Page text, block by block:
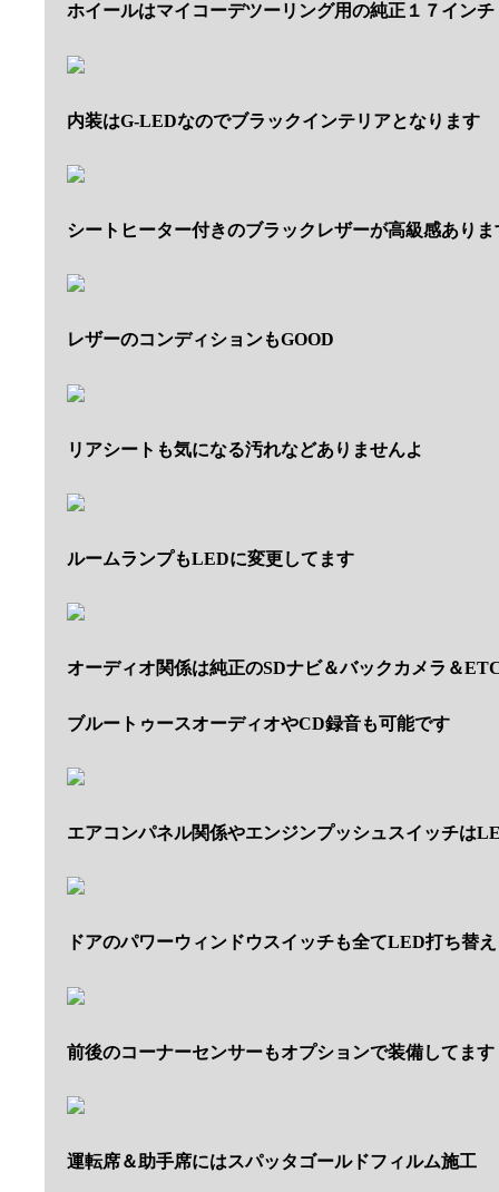
ホイールはマイコーデツーリング用の純正１７インチ
内装はG-LEDなのでブラックインテリアとなります
シートヒーター付きのブラックレザーが高級感ありま
レザーのコンディションもGOOD
リアシートも気になる汚れなどありませんよ
ルームランプもLEDに変更してます
オーディオ関係は純正のSDナビ＆バックカメラ＆
ブルートゥースオーディオやCD録音も可能です
エアコンパネル関係やエンジンプッシュスイッチは
ドアのパワーウィンドウスイッチも全てLED打ち替
前後のコーナーセンサーもオプションで装備してます
運転席＆助手席にはスパッタゴールドフィルム施工